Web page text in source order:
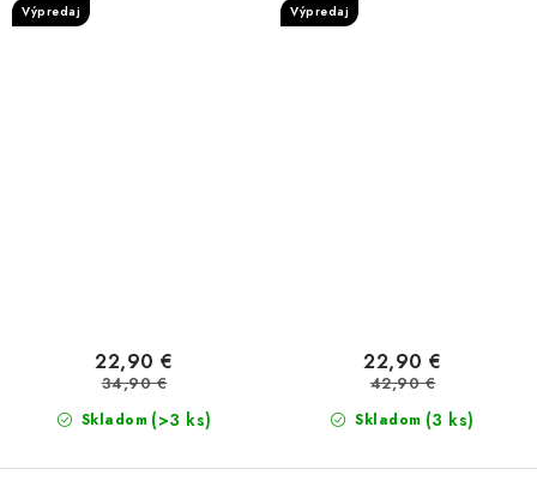
Výpredaj
Skladom (>3 ks)
22,90 €
34,90 €
Výpredaj
Skladom (3 ks)
22,90 €
42,90 €